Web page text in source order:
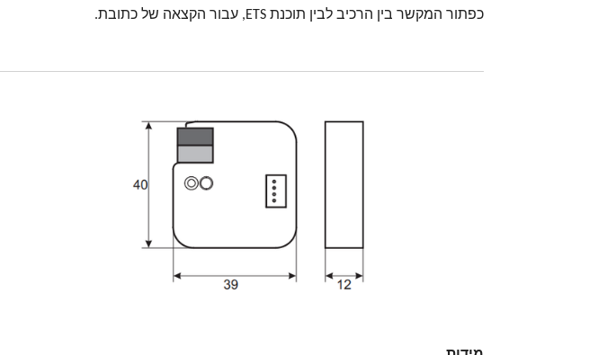
כפתור המקשר בין הרכיב לבין תוכנת ETS, עבור הקצאה של כתובת.